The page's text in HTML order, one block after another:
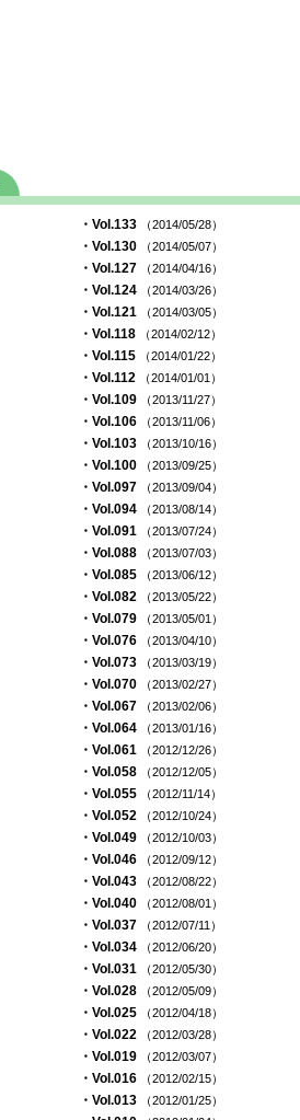
・Vol.133 （2014/05/28）
・Vol.130 （2014/05/07）
・Vol.127 （2014/04/16）
・Vol.124 （2014/03/26）
・Vol.121 （2014/03/05）
・Vol.118 （2014/02/12）
・Vol.115 （2014/01/22）
・Vol.112 （2014/01/01）
・Vol.109 （2013/11/27）
・Vol.106 （2013/11/06）
・Vol.103 （2013/10/16）
・Vol.100 （2013/09/25）
・Vol.097 （2013/09/04）
・Vol.094 （2013/08/14）
・Vol.091 （2013/07/24）
・Vol.088 （2013/07/03）
・Vol.085 （2013/06/12）
・Vol.082 （2013/05/22）
・Vol.079 （2013/05/01）
・Vol.076 （2013/04/10）
・Vol.073 （2013/03/19）
・Vol.070 （2013/02/27）
・Vol.067 （2013/02/06）
・Vol.064 （2013/01/16）
・Vol.061 （2012/12/26）
・Vol.058 （2012/12/05）
・Vol.055 （2012/11/14）
・Vol.052 （2012/10/24）
・Vol.049 （2012/10/03）
・Vol.046 （2012/09/12）
・Vol.043 （2012/08/22）
・Vol.040 （2012/08/01）
・Vol.037 （2012/07/11）
・Vol.034 （2012/06/20）
・Vol.031 （2012/05/30）
・Vol.028 （2012/05/09）
・Vol.025 （2012/04/18）
・Vol.022 （2012/03/28）
・Vol.019 （2012/03/07）
・Vol.016 （2012/02/15）
・Vol.013 （2012/01/25）